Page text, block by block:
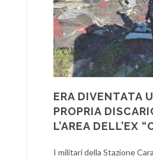
ERA DIVENTATA
PROPRIA
L’AREA DELL’EX
I militari della Stazione